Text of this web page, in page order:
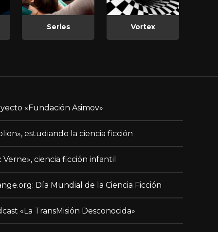
Series Vortex
«Fundación Asimov»
estudiando la ciencia ficción
Verne», ciencia ficción infantil
Día Mundial de la Ciencia Ficción
«La TransMisión Desconocida»